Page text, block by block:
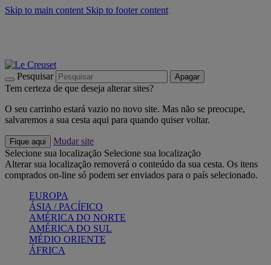
Skip to main content Skip to footer content
Pesquisar Apagar
Tem certeza de que deseja alterar sites?
O seu carrinho estará vazio no novo site. Mas não se preocupe,
salvaremos a sua cesta aqui para quando quiser voltar.
Fique aqui
Mudar site
Selecione sua localização Selecione sua localização
Alterar sua localização removerá o conteúdo da sua cesta. Os itens
comprados on-line só podem ser enviados para o país selecionado.
EUROPA
ÁSIA / PACÍFICO
AMÉRICA DO NORTE
AMÉRICA DO SUL
MÉDIO ORIENTE
ÁFRICA